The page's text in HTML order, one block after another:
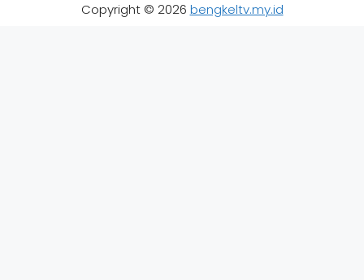
Copyright © 2026 bengkeltv.my.id